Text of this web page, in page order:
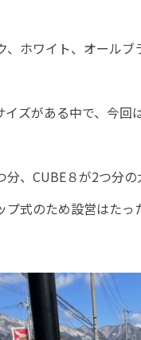
ホワイト、オール
ズがある中で、今回
分、CUBE８が2つ分
プ式のため設営はた